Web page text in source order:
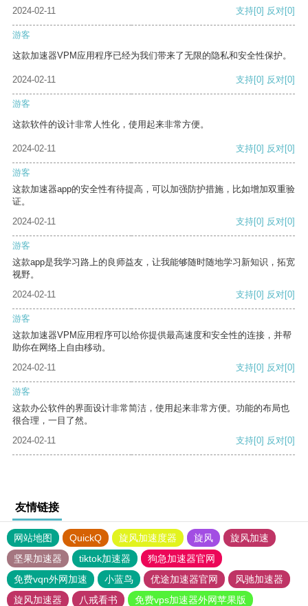
2024-02-11 支持[0] 反对[0]
游客
这款加速器VPM应用程序已经为我们带来了无限的隐私和安全性保护。
2024-02-11 支持[0] 反对[0]
游客
这款软件的设计非常人性化，使用起来非常方便。
2024-02-11 支持[0] 反对[0]
游客
这款加速器app的安全性有待提高，可以加强防护措施，比如增加双重验
证。
2024-02-11
支持[0] 反对[0]
游客
这款app是我学习路上的良师益友，让我能够随时随地学习新知识，拓宽
视野。
2024-02-11
支持[0] 反对[0]
游客
这款加速器VPM应用程序可以给你提供最高速度和安全性的连接，并帮
助你在网络上自由移动。
2024-02-11
支持[0] 反对[0]
游客
这款办公软件的界面设计非常简洁，使用起来非常方便。功能的布局也
很合理，一目了然。
2024-02-11
支持[0] 反对[0]
友情链接
网站地图 QuickQ 旋风加速度器 旋风
旋风加速
坚果加速器
tiktok加速器
狗急加速器官网
免费vqn外网加速
小蓝鸟 优途加速器官网
风驰加速器
旋风加速器
八戒看书 免费vps加速器外网苹果版